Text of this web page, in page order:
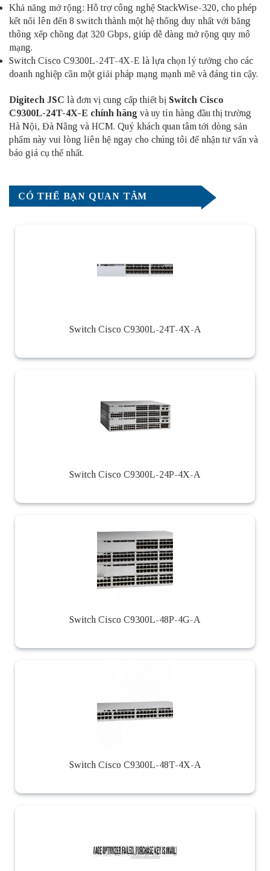
Khả năng mở rộng: Hỗ trợ công nghệ StackWise-320, cho phép
kết nối lên đến 8 switch thành một hệ thống duy nhất với băng
thông xếp chồng đạt 320 Gbps, giúp dễ dàng mở rộng quy mô
mạng.
Switch Cisco C9300L-24T-4X-E là lựa chọn lý tưởng cho các
doanh nghiệp cần một giải pháp mạng mạnh mẽ và đáng tin cậy.
Digitech JSC là đơn vị cung cấp thiết bị Switch Cisco
C9300L-24T-4X-E chính hãng và uy tín hàng đầu thị trường
Hà Nội, Đà Nẵng và HCM. Quý khách quan tâm tới dòng sản
phẩm này vui lòng liên hệ ngay cho chúng tôi để nhận tư vấn và
báo giá cụ thể nhất.
CÓ THỂ BẠN QUAN TÂM
Switch Cisco C9300L-24T-4X-A
Switch Cisco C9300L-24P-4X-A
Switch Cisco C9300L-48P-4G-A
Switch Cisco C9300L-48T-4X-A